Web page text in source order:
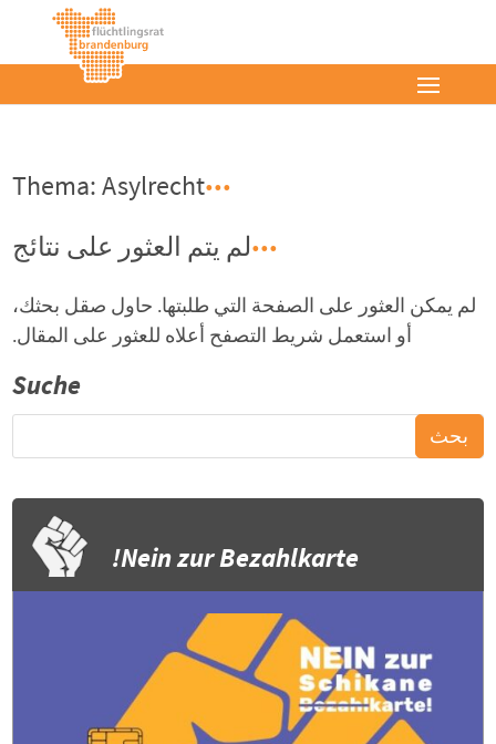
Thema: Asylrecht
لم يتم العثور على نتائج
لم يمكن العثور على الصفحة التي طلبتها. حاول صقل بحثك،
أو استعمل شريط التصفح أعلاه للعثور على المقال.
Suche
Nein zur Bezahlkarte!